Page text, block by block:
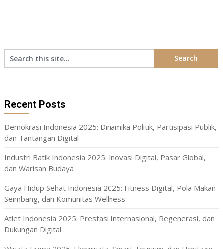
Recent Posts
Demokrasi Indonesia 2025: Dinamika Politik, Partisipasi Publik,
dan Tantangan Digital
Industri Batik Indonesia 2025: Inovasi Digital, Pasar Global,
dan Warisan Budaya
Gaya Hidup Sehat Indonesia 2025: Fitness Digital, Pola Makan
Seimbang, dan Komunitas Wellness
Atlet Indonesia 2025: Prestasi Internasional, Regenerasi, dan
Dukungan Digital